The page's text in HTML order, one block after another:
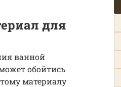
для
ванной
обойтись
материалу